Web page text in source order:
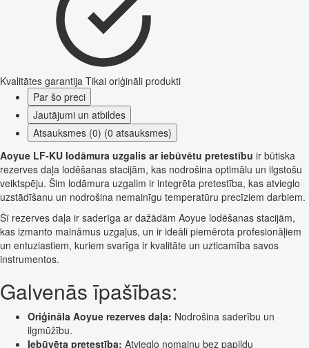
Kvalitātes garantija Tikai oriģināli produkti
Par šo preci
Jautājumi un atbildes
Atsauksmes (0) (0 atsauksmes)
Aoyue LF-KU lodāmura uzgalis ar iebūvētu pretestību ir būtiska
rezerves daļa lodēšanas stacijām, kas nodrošina optimālu un ilgstošu
veiktspēju. Šim lodāmura uzgalim ir integrēta pretestība, kas atvieglo
uzstādīšanu un nodrošina nemainīgu temperatūru precīziem darbiem.
Šī rezerves daļa ir saderīga ar dažādām Aoyue lodēšanas stacijām,
kas izmanto maināmus uzgaļus, un ir ideāli piemērota profesionāļiem
un entuziastiem, kuriem svarīga ir kvalitāte un uzticamība savos
instrumentos.
Galvenās īpašības:
Oriģināla Aoyue rezerves daļa: Nodrošina saderību un
ilgmūžību.
Iebūvēta pretestība: Atvieglo nomaiņu bez papildu